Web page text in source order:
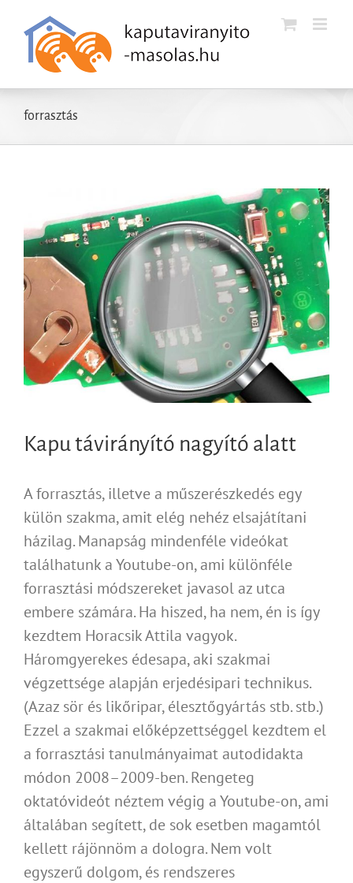
Kihagyás
forrasztás
Kapu távirányító nagyító alatt
A forrasztás, illetve a műszerészkedés egy
külön szakma, amit elég nehéz elsajátítani
házilag. Manapság mindenféle videókat
találhatunk a Youtube-on, ami különféle
forrasztási módszereket javasol az utca
embere számára. Ha hiszed, ha nem, én is így
kezdtem Horacsik Attila vagyok.
Háromgyerekes édesapa, aki szakmai
végzettsége alapján erjedésipari technikus.
(Azaz sör és likőripar, élesztőgyártás stb. stb.)
Ezzel a szakmai előképzettséggel kezdtem el
a forrasztási tanulmányaimat autodidakta
módon 2008–2009-ben. Rengeteg
oktatóvideót néztem végig a Youtube-on, ami
általában segített, de sok esetben magamtól
kellett rájönnöm a dologra. Nem volt
egyszerű dolgom, és rendszeres